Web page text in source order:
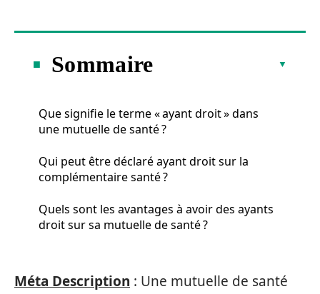
Sommaire
Que signifie le terme « ayant droit » dans
une mutuelle de santé ?
Qui peut être déclaré ayant droit sur la
complémentaire santé ?
Quels sont les avantages à avoir des ayants
droit sur sa mutuelle de santé ?
Méta Description : Une mutuelle de santé